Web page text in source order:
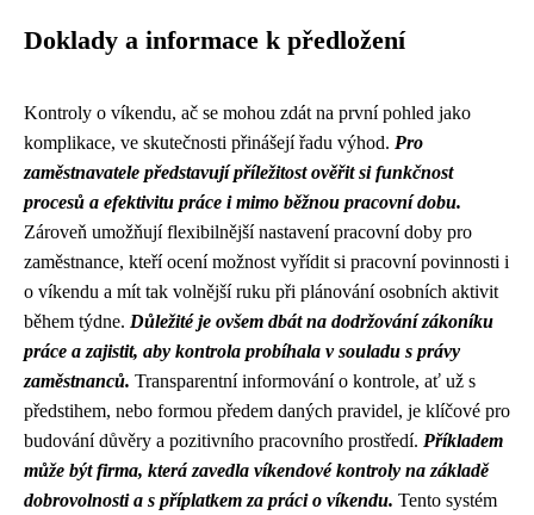
Doklady a informace k předložení
Kontroly o víkendu, ač se mohou zdát na první pohled jako
komplikace, ve skutečnosti přinášejí řadu výhod. Pro
zaměstnavatele představují příležitost ověřit si funkčnost
procesů a efektivitu práce i mimo běžnou pracovní dobu.
Zároveň umožňují flexibilnější nastavení pracovní doby pro
zaměstnance, kteří ocení možnost vyřídit si pracovní povinnosti i
o víkendu a mít tak volnější ruku při plánování osobních aktivit
během týdne. Důležité je ovšem dbát na dodržování zákoníku
práce a zajistit, aby kontrola probíhala v souladu s právy
zaměstnanců. Transparentní informování o kontrole, ať už s
předstihem, nebo formou předem daných pravidel, je klíčové pro
budování důvěry a pozitivního pracovního prostředí. Příkladem
může být firma, která zavedla víkendové kontroly na základě
dobrovolnosti a s příplatkem za práci o víkendu. Tento systém